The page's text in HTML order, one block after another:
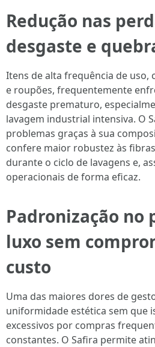
Redução nas
desgaste e
Itens de alta frequência de uso,
e roupões, frequentemente
desgaste prematuro,
lavagem industrial intensiva. O
problemas graças à sua
confere maior robustez às
durante o ciclo de lavagens e,
operacionais de forma eficaz.
Padronização no
luxo sem
custo
Uma das maiores dores de
uniformidade estética sem que
excessivos por compras
constantes. O Safira permite